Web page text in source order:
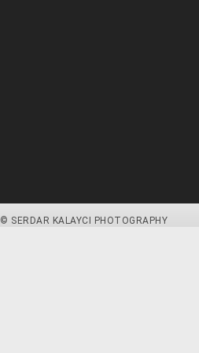
© SERDAR KALAYCI PHOTOGRAPHY